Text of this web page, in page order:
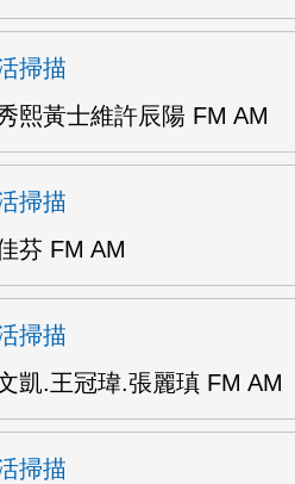
掃描
熙黃士維許辰陽 FM AM
掃描
芬 FM AM
掃描
凱.王冠瑋.張麗瑱 FM AM
掃描